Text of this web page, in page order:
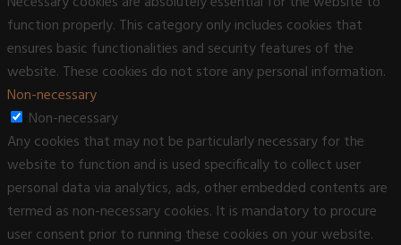
function properly. This category only includes cookies that
ensures basic functionalities and security features of the
website. These cookies do not store any personal information.
Non-necessary
Non-necessary
Any cookies that may not be particularly necessary for the
website to function and is used specifically to collect user
personal data via analytics, ads, other embedded contents are
termed as non-necessary cookies. It is mandatory to procure
user consent prior to running these cookies on your website.